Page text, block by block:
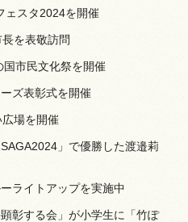
ェスタ2024を開催
を表敬訪問
市民文化祭を開催
ズ表彰式を開催
場を開催
」で優勝した渡邉莉
ライトアップを実施中
彰する会」が小学生に「竹ぽ